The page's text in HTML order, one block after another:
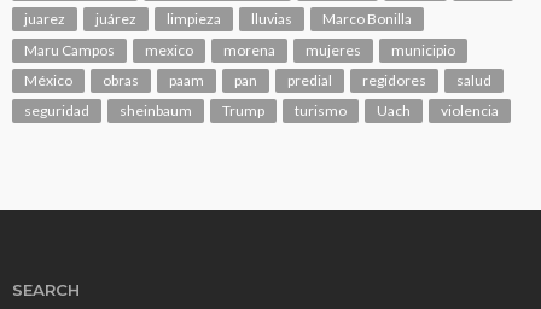
juarez
juárez limpieza lluvias
Marco Bonilla
Maru Campos
mexico morena mujeres
municipio
México
obras paam pan predial regidores
salud
seguridad
sheinbaum Trump turismo Uach violencia
SEARCH